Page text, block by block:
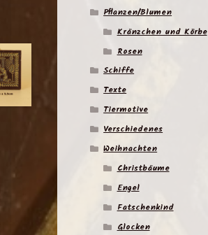
Pflanzen/Blumen
Kränzchen und Körbe
Rosen
Schiffe
Texte
Tiermotive
Verschiedenes
Weihnachten
Christbäume
Engel
Fatschenkind
Glocken